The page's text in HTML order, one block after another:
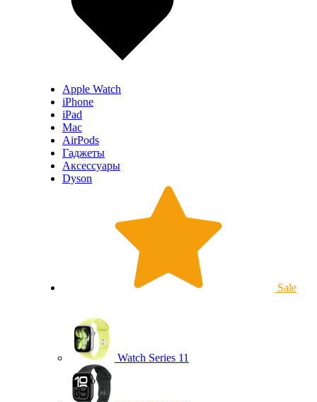
Apple Watch
iPhone
iPad
Mac
AirPods
Гаджеты
Аксессуары
Dyson
Sale
Watch Series 11